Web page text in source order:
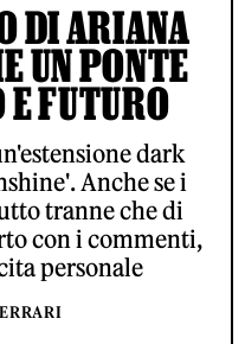
DI ARIANA
UN PONTE
E FUTURO
dark
Anche se i
tranne che di
con i commenti,
personale